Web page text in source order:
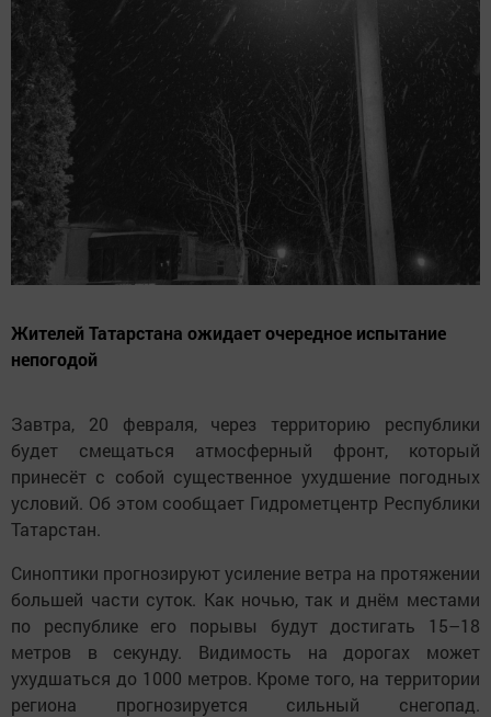
Жителей Татарстана ожидает очередное испытание
непогодой
Завтра, 20 февраля, через территорию республики
будет смещаться атмосферный фронт, который
принесёт с собой существенное ухудшение погодных
условий. Об этом сообщает Гидрометцентр Республики
Татарстан.
Синоптики прогнозируют усиление ветра на протяжении
большей части суток. Как ночью, так и днём местами
по республике его порывы будут достигать 15–18
метров в секунду. Видимость на дорогах может
ухудшаться до 1000 метров. Кроме того, на территории
региона прогнозируется сильный снегопад.